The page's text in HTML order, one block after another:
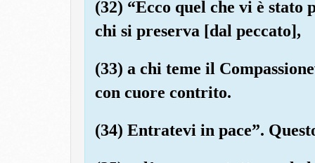
(32) “Ecco quel che vi è stato
chi si preserva [dal peccato],
(33) a chi teme il
con cuore contrito.
(34) Entratevi in pace”.